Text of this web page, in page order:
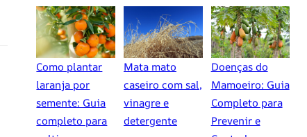
Como plantar
laranja por
semente: Guia
completo para
Mata mato
caseiro com sal,
vinagre e
detergente
Doenças do
Mamoeiro: Guia
Completo para
Prevenir e